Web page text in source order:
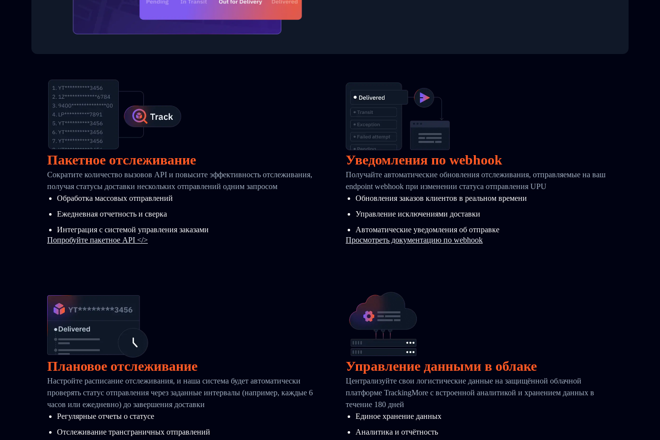
Пакетное отслеживание
Сократите количество вызовов API и повысите эффективность отслеживания,
получая статусы доставки нескольких отправлений одним запросом
Обработка массовых отправлений
Ежедневная отчетность и сверка
Интеграция с системой управления заказами
Попробуйте пакетное API </>
Уведомления по webhook
Получайте автоматические обновления отслеживания, отправляемые на ваш
endpoint webhook при изменении статуса отправления UPU
Обновления заказов клиентов в реальном времени
Управление исключениями доставки
Автоматические уведомления об отправке
Просмотреть документацию по webhook
Плановое отслеживание
Настройте расписание отслеживания, и наша система будет автоматически
проверять статус отправления через заданные интервалы (например, каждые 6
часов или ежедневно) до завершения доставки
Регулярные отчеты о статусе
Отслеживание трансграничных отправлений
Управление данными в облаке
Централизуйте свои логистические данные на защищённой облачной
платформе TrackingMore с встроенной аналитикой и хранением данных в
течение 180 дней
Единое хранение данных
Аналитика и отчётность